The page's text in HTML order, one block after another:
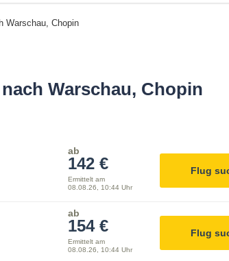
Warschau, Chopin
Warschau, Chopin
ab
142 €
Ermittelt am
08.08.26, 10:44 Uhr
Flug
ab
154 €
Ermittelt am
08.08.26, 10:44 Uhr
Flug